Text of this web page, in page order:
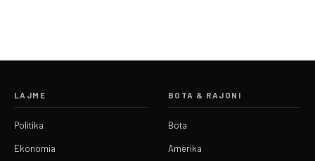
LAJME
Politika
Ekonomia
BOTA & RAJONI
Bota
Amerika